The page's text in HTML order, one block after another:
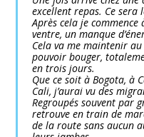
excellent repas. Ce sera
Après cela je
ventre, un manque
Cela va me maintenir
pouvoir bouger,
en trois jours.
Que ce soit à Bogota, à
Cali, j’aurai vu des
Regroupés souvent par
retrouve en train de
de la route sans aucun